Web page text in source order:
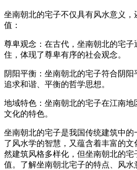
坐南朝北的宅子不仅具有风水意义，
值：
尊卑观念：在古代，坐南朝北的宅
住，体现了尊卑有序的社会观念。
阴阳平衡：坐南朝北的宅子符合阴阳
追求和谐、平衡的哲学思想。
地域特色：坐南朝北的宅子在江南
文化的特色。
坐南朝北的宅子是我国传统建筑中
了风水学的智慧，又蕴含着丰富的文
然建筑风格多样化，但坐南朝北的宅
值。了解坐南朝北宅子的特点、风